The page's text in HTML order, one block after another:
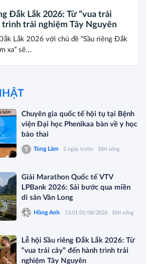
Đắk Lắk 2026: Từ “vua trái
trình trải nghiệm Tây Nguyên
Lắk 2026 với chủ đề “Sầu riêng Đắk
xa” sẽ...
Chuyên gia quốc tế hội tụ tại Bệnh
viện Đại học Phenikaa bàn về y học
bào thai
Tùng Lâm 2 ngày trước Đời sống
Giải Marathon Quốc tế VTV
LPBank 2026: Sải bước qua miền
di sản Vân Long
Hồng Anh 13:01 01/08/2026 Đời sống
Lễ hội Sầu riêng Đắk Lắk 2026: Từ
“vua trái cây” đến hành trình trải
nghiệm Tây Nguyên